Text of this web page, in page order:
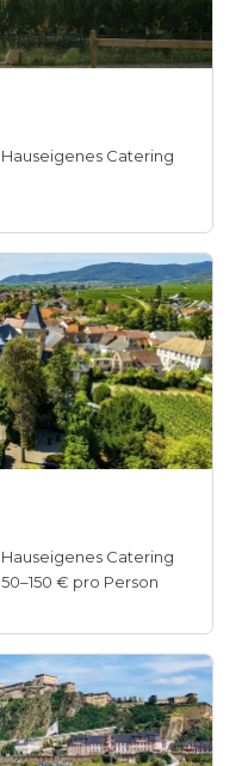
Hauseigenes Catering
Hauseigenes Catering
50–150 € pro Person